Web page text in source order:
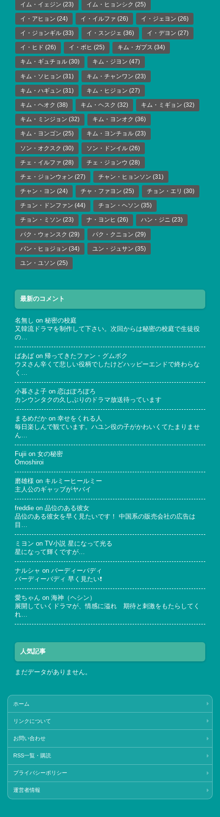
イム・イェジン (23) イム・ヒョンシク (25)
イ・アヒョン (24) イ・イルファ (26) イ・ジェヨン (26)
イ・ジョンギル (33) イ・スンジェ (36) イ・デヨン (27)
イ・ヒド (26) イ・ボヒ (25) キム・ガプス (34)
キム・ギュチョル (30) キム・ジヨン (47)
キム・ソヒョン (31) キム・チャンワン (23)
キム・ハギュン (31) キム・ヒジョン (27)
キム・ヘオク (38) キム・ヘスク (32) キム・ミギョン (32)
キム・ミンジョン (32) キム・ヨンオク (36)
キム・ヨンゴン (25) キム・ヨンチョル (23)
ソン・オクスク (30) ソン・ドンイル (26)
チェ・イルファ (28) チェ・ジョンウ (28)
チェ・ジョンウォン (27) チャン・ヒョンソン (31)
チャン・ヨン (24) チャ・ファヨン (25) チョン・エリ (30)
チョン・ドンファン (44) チョン・ヘソン (35)
チョン・ミソン (23) ナ・ヨンヒ (26) ハン・ジニ (23)
パク・ウォンスク (29) パク・クニョン (29)
パン・ヒョジョン (34) ユン・ジュサン (35)
ユン・ユソン (25)
最新のコメント
名無し on 秘密の校庭
又韓流ドラマを制作して下さい。次回からは秘密の校庭で生徒役
の…
ばあば on 帰ってきたファン・グムボク
ウヌさん辛くて悲しい役柄でしたけどハッピーエンドで終わらな
く…
小暮さよ子 on 恋はぽろぽろ
カンウンタクの久しぶりのドラマ放送待っています
まるめだか on 幸せをくれる人
毎日楽しんで観ています。ハユン役の子がかわいくてたまりませ
ん…
Fujii on 女の秘密
Omoshiroi
磨雄様 on キルミーヒールミー
主人公のギャップがヤバイ
freddie on 品位のある彼女
品位のある彼女を早く見たいです！ 中国系の販売会社の広告は
目…
ミヨン on TV小説 星になって光る
星になって輝くですが…
ナルシャ on バーディーバディ
バーディーバディ 早く見たい❗
愛ちゃん on 海神（ヘシン）
展開していくドラマが、情感に溢れ 期待と刺激をもたらしてく
れ…
人気記事
まだデータがありません。
ホーム
リンクについて
お問い合わせ
RSS一覧・購読
プライバシーポリシー
運営者情報